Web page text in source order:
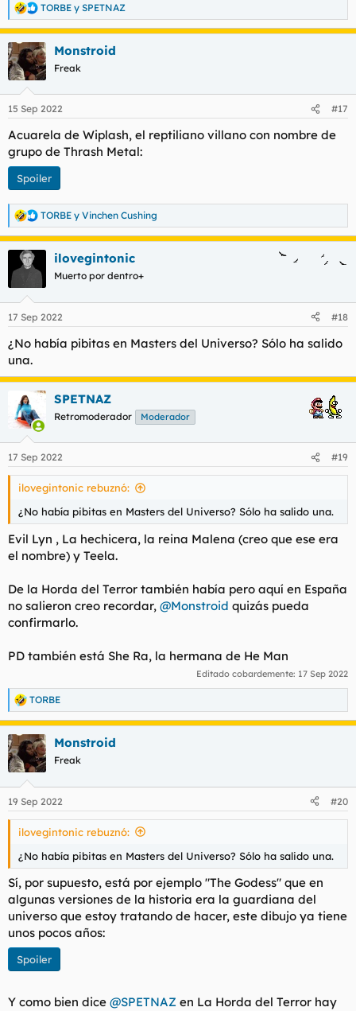
R
e
a
c
c
i
e
:
TORBE y SPETNAZ
Monstroid
Freak
15 Sep 2022 #17
Acuarela de Wiplash, el reptiliano villano con nombre de
grupo de Thrash Metal:
Spoiler
R
e
a
c
e
:
TORBE y Vinchen Cushing
ilovegintonic
Muerto por dentro+
17 Sep 2022 #18
¿No había pibitas en Masters del Universo? Sólo ha salido
una.
SPETNAZ
Retromoderador Moderador
17 Sep 2022 #19
ilovegintonic rebuznó:
¿No había pibitas en Masters del Universo? Sólo ha salido una.
Evil Lyn , La hechicera, la reina Malena (creo que ese era
el nombre) y Teela.
De la Horda del Terror también había pero aquí en España
no salieron creo recordar, @Monstroid quizás pueda
confirmarlo.
PD también está She Ra, la hermana de He Man
Editado cobardemente: 17 Sep 2022
R
e
a
c
c
i
e
s
TORBE
Monstroid
Freak
19 Sep 2022 #20
ilovegintonic rebuznó:
¿No había pibitas en Masters del Universo? Sólo ha salido una.
Sí, por supuesto, está por ejemplo "The Godess" que en
algunas versiones de la historia era la guardiana del
universo que estoy tratando de hacer, este dibujo ya tiene
unos pocos años:
Spoiler
Y como bien dice @SPETNAZ en La Horda del Terror hay